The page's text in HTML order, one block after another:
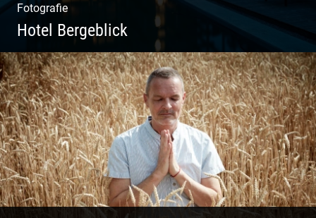
Fotografie
Hotel Bergeblick
Wunderbare Architektur, außergewöhnliches
Design – eine Oase der Ruhe und
Entspannung. Ausgedehnte Fotostrecke